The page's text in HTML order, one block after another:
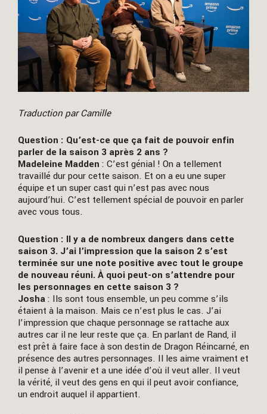
Traduction par Camille
Question : Qu’est-ce que ça fait de pouvoir enfin
parler de la saison 3 après 2 ans ?
Madeleine Madden : C’est génial ! On a tellement
travaillé dur pour cette saison. Et on a eu une super
équipe et un super cast qui n’est pas avec nous
aujourd’hui. C’est tellement spécial de pouvoir en parler
avec vous tous.
Question : Il y a de nombreux dangers dans cette
saison 3. J’ai l’impression que la saison 2 s’est
terminée sur une note positive avec tout le groupe
de nouveau réuni. À quoi peut-on s’attendre pour
les personnages en cette saison 3 ?
Josha: Ils sont tous ensemble, un peu comme s’ils
étaient à la maison. Mais ce n’est plus le cas. J’ai
l’impression que chaque personnage se rattache aux
autres car il ne leur reste que ça. En parlant de Rand, il
est prêt à faire face à son destin de Dragon Réincarné, en
présence des autres personnages. Il les aime vraiment et
il pense à l’avenir et a une idée d’où il veut aller. Il veut
la vérité, il veut des gens en qui il peut avoir confiance,
un endroit auquel il appartient.